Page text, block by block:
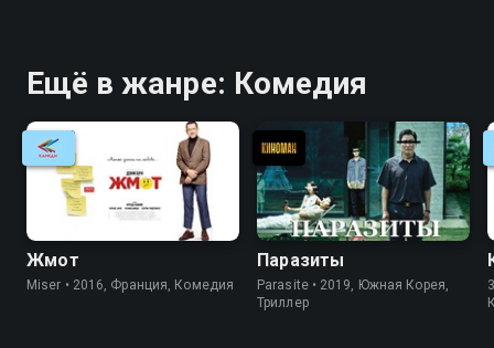
Ещё в жанре: Комедия
Жмот
Miser • 2016, Франция, Комедия
Паразиты
Parasite • 2019, Южная Корея,
Триллер